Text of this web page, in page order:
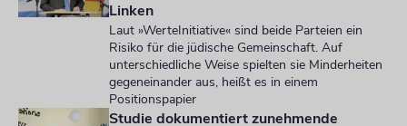
Linken
Laut »WerteInitiative« sind beide Parteien ein
Risiko für die jüdische Gemeinschaft. Auf
unterschiedliche Weise spielten sie Minderheiten
gegeneinander aus, heißt es in einem
Positionspapier
Studie dokumentiert zunehmende